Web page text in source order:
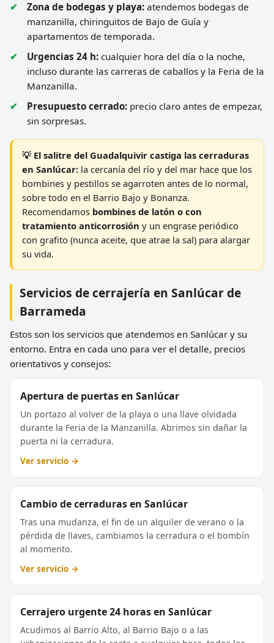
Zona de bodegas y playa: atendemos bodegas de
manzanilla, chiringuitos de Bajo de Guía y
apartamentos de temporada.
Urgencias 24 h: cualquier hora del día o la noche,
incluso durante las carreras de caballos y la Feria de la
Manzanilla.
Presupuesto cerrado: precio claro antes de empezar,
sin sorpresas.
💡 El salitre del Guadalquivir castiga las cerraduras
en Sanlúcar: la cercanía del río y del mar hace que los
bombines y pestillos se agarroten antes de lo normal,
sobre todo en el Barrio Bajo y Bonanza.
Recomendamos bombines de latón o con
tratamiento anticorrosión y un engrase periódico
con grafito (nunca aceite, que atrae la sal) para alargar
su vida.
Servicios de cerrajería en Sanlúcar de
Barrameda
Estos son los servicios que atendemos en Sanlúcar y su
entorno. Entra en cada uno para ver el detalle, precios
orientativos y consejos:
Apertura de puertas en Sanlúcar
Un portazo al volver de la playa o una llave olvidada
durante la Feria de la Manzanilla. Abrimos sin dañar la
puerta ni la cerradura.
Ver servicio →
Cambio de cerraduras en Sanlúcar
Tras una mudanza, el fin de un alquiler de verano o la
pérdida de llaves, cambiamos la cerradura o el bombín
al momento.
Ver servicio →
Cerrajero urgente 24 horas en Sanlúcar
Acudimos al Barrio Alto, al Barrio Bajo o a las